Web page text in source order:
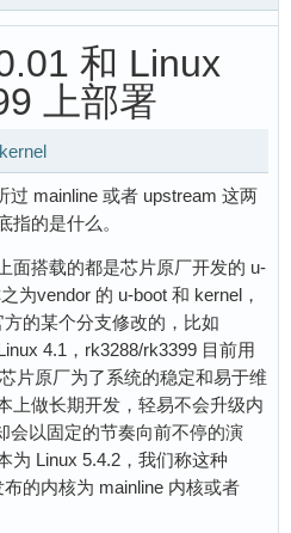
和 Linux
上部署
过 mainline 或者 upstream 这两
指的是什么。
面搭载的都是芯片原厂开发的 u-
为vendor 的 u-boot 和 kernel，
的某个分支修改的，比如
4.1，rk3288/rk3399 目前用
片原厂为了系统的稳定和易于维
上做长期开发，轻易不会升级内
会以固定的节奏向前不停的演
为 Linux 5.4.2，我们称这种
的内核为 mainline 内核或者